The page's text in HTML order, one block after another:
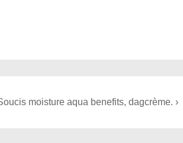
moisture aqua benefits, dagcrème. ›